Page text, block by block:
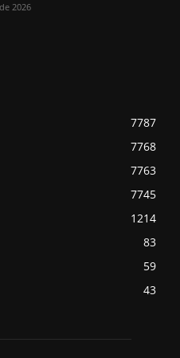
2026
7787
7768
7763
7745
1214
83
59
43